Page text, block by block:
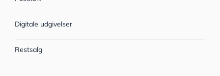
Digitale udgivelser
Restsalg